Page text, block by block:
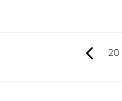
20